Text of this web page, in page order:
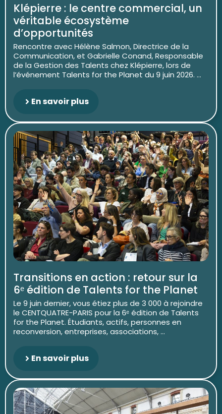
Klépierre : le centre commercial, un
véritable écosystème
d’opportunités
Rencontre avec Hélène Salmon, Directrice de la
Communication, et Gabrielle Conand, Responsable
de la Gestion des Talents chez Klépierre, lors de
l’événement Talents for the Planet du 9 juin 2026. ...
En savoir plus
Transitions en action : retour sur la
6ᵉ édition de Talents for the Planet
Le 9 juin dernier, vous étiez plus de 3 000 à rejoindre
le CENTQUATRE-PARIS pour la 6ᵉ édition de Talents
for the Planet. Étudiants, actifs, personnes en
reconversion, entreprises, associations, ...
En savoir plus